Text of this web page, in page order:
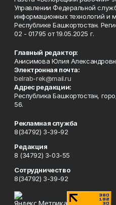
Управлении Федеральной
информационных технологий и
Республике Башкортостан.
02 - 01795 от 19.05.2025 г.
Главный редактор:
Анисимова Юлия
Электронная почта:
belrab-rek@mail.ru
Адрес редакции:
Республика Башкортостан,
56.
Рекламная служба
8(34792) 3-39-92
Редакция
8 (34792) 3-03-55
Сотрудничество
8(34792) 3-39-92